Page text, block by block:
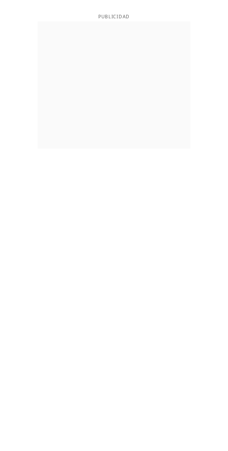
PUBLICIDAD